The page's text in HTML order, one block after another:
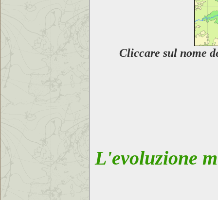
Cliccare sul nome
L'evoluzione